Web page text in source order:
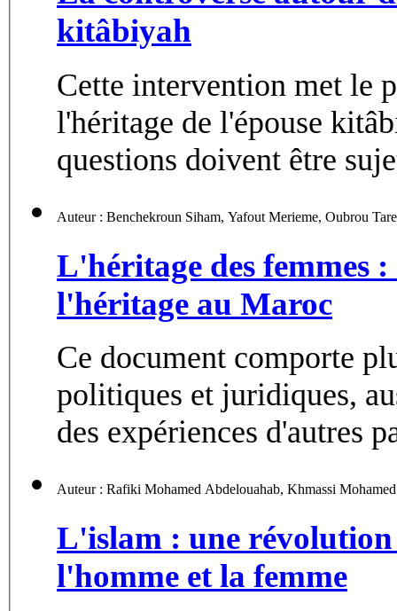
kitâbiyah
Cette intervention met le
l'héritage de l'épouse
questions doivent être
L'héritage des femmes
l'héritage au Maroc
Ce document comporte
politiques et juridiques,
des expériences d'autres
Auteur : Rafiki Mohamed Abdelouahab, Khmassi
L'islam : une
l'homme et la femme